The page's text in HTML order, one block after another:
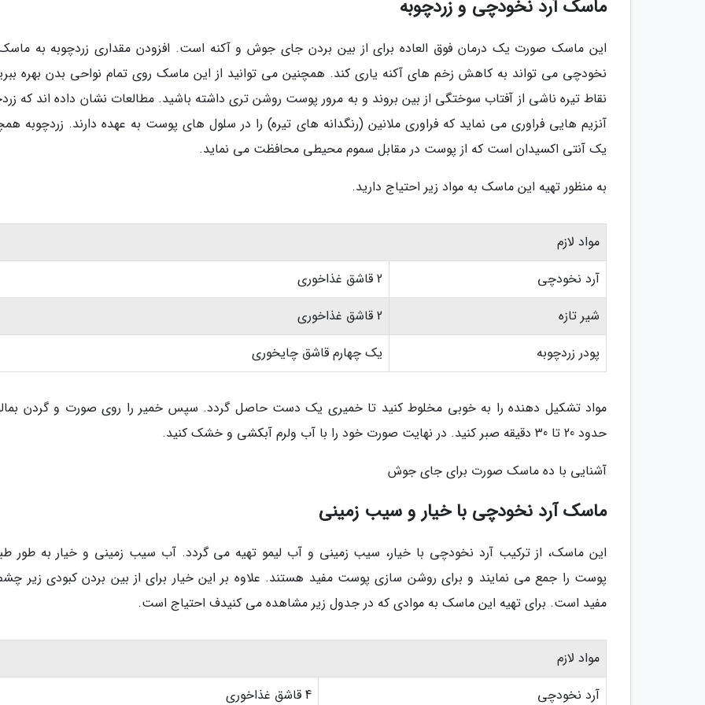
ماسک آرد نخودچی و زردچوبه
این ماسک صورت یک درمان فوق العاده برای از بین بردن جای جوش و آکنه است. افزودن مقداری زردچوبه به
نخودچی می تواند به کاهش زخم های آکنه یاری کند. همچنین می توانید از این ماسک روی تمام نواحی بدن بهره
نقاط تیره ناشی از آفتاب سوختگی از بین بروند و به مرور پوست روشن تری داشته باشید. مطالعات نشان داده اند که
آنزیم هایی فراوری می نماید که فراوری ملانین (رنگدانه های تیره) را در سلول های پوست به عهده دارند. زردچوبه
یک آنتی اکسیدان است که از پوست در مقابل سموم محیطی محافظت می نماید.
به منظور تهیه این ماسک به مواد زیر احتیاج دارید.
مواد لازم
آرد نخودچی
2 قاشق غذاخوری
شیر تازه
2 قاشق غذاخوری
پودر زردچوبه
یک چهارم قاشق چایخوری
مواد تشکیل دهنده را به خوبی مخلوط کنید تا خمیری یک دست حاصل گردد. سپس خمیر را روی صورت و گردن
حدود 20 تا 30 دقیقه صبر کنید. در نهایت صورت خود را با آب ولرم آبکشی و خشک کنید.
آشنایی با ده ماسک صورت برای جای جوش
ماسک آرد نخودچی با خیار و سیب زمینی
این ماسک، از ترکیب آرد نخودچی با خیار، سیب زمینی و آب لیمو تهیه می گردد. آب سیب زمینی و خیار به طور
پوست را جمع می نمایند و برای روشن سازی پوست مفید هستند. علاوه بر این خیار برای از بین بردن کبودی زیر
مفید است. برای تهیه این ماسک به موادی که در جدول زیر مشاهده می کنیدف احتیاج است.
مواد لازم
آرد نخودچی
4 قاشق غذاخوری